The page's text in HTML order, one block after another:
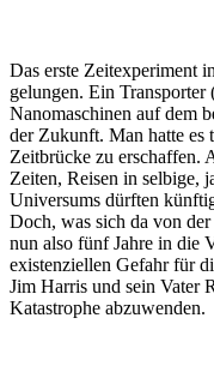
Das erste Zeitexperiment
gelungen. Ein
Nanomaschinen auf dem
der Zukunft. Man hatte es
Zeitbrücke zu erschaffen.
Zeiten, Reisen in selbige,
Universums dürften
Doch, was sich da von der
nun also fünf Jahre in die
existenziellen Gefahr für
Jim Harris und sein Vater
Katastrophe abzuwenden.